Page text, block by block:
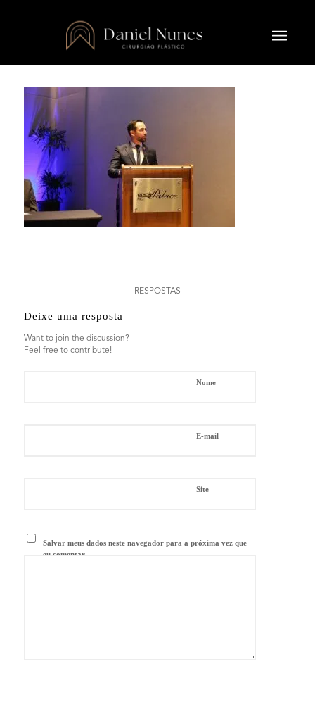
RESPOSTAS
Deixe uma resposta
Want to join the discussion?
Feel free to contribute!
Nome
E-mail
Site
Salvar meus dados neste navegador para a próxima vez que
eu comentar.